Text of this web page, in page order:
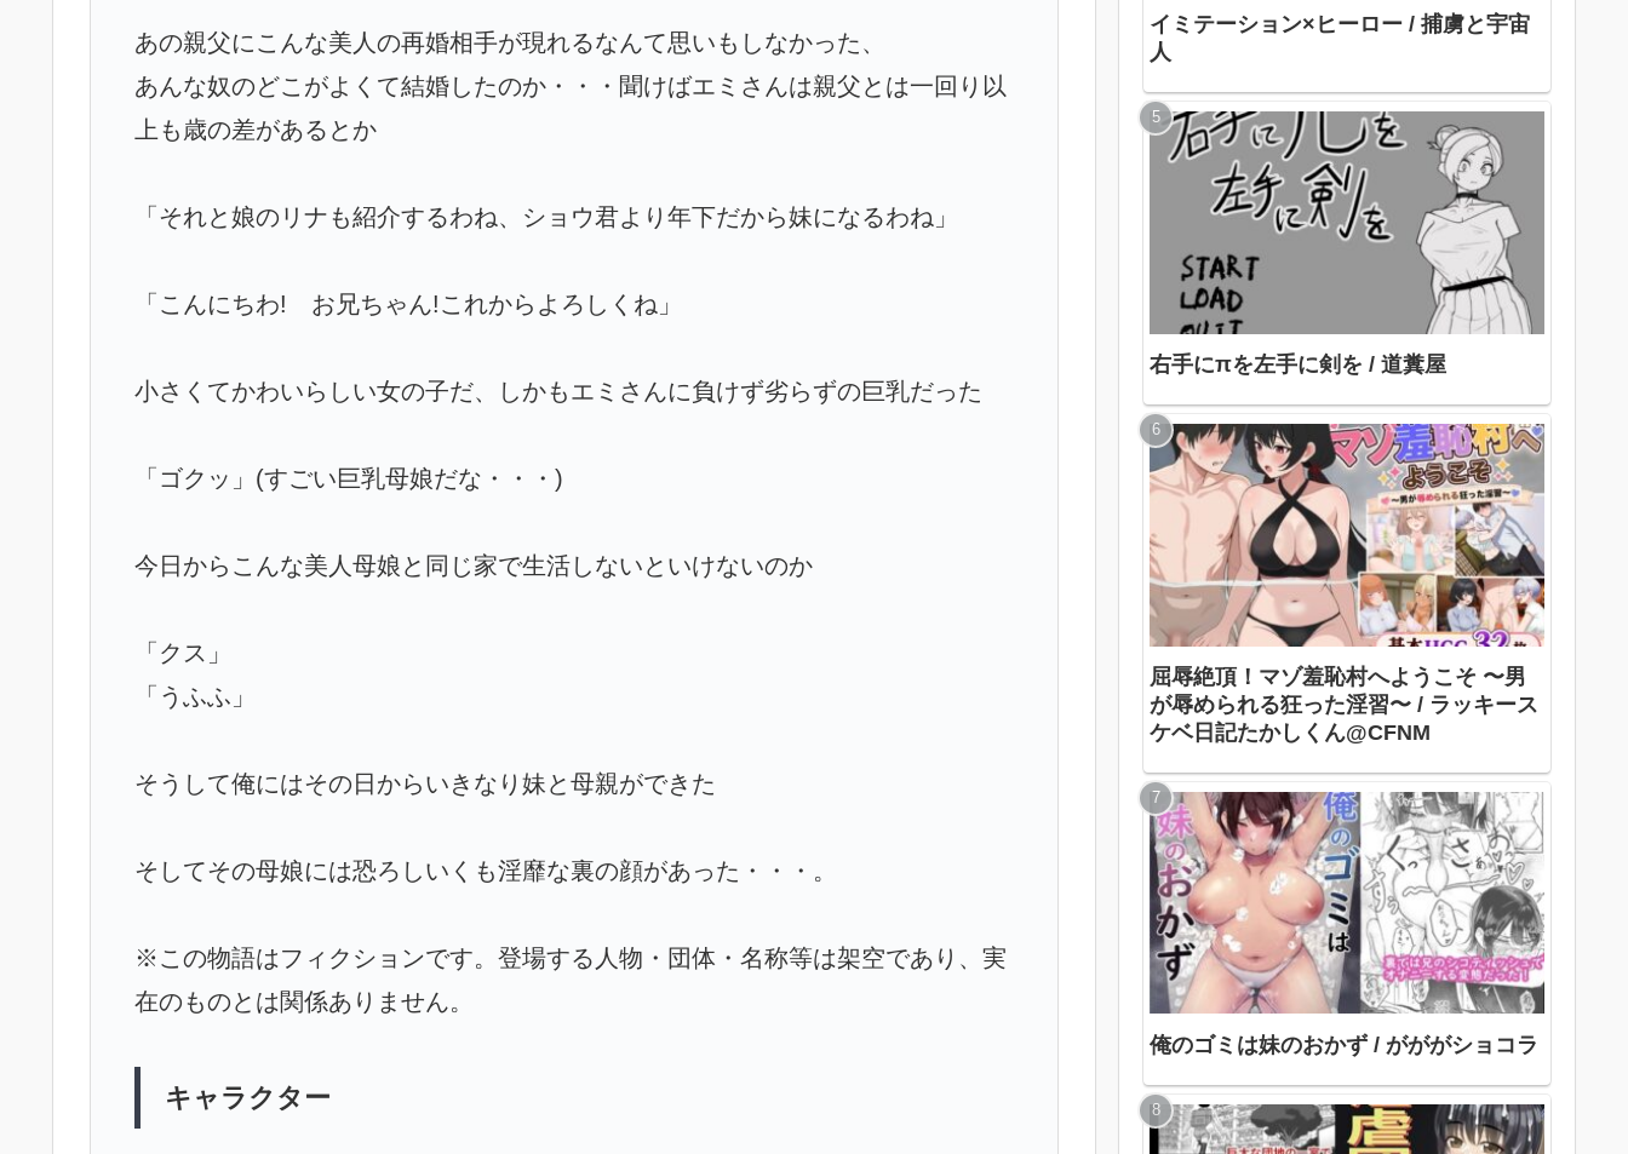
あの親父にこんな美人の再婚相手が現れるなんて思いもしなかった、
あんな奴のどこがよくて結婚したのか・・・聞けばエミさんは親父とは一回り以
上も歳の差があるとか
「それと娘のリナも紹介するわね、ショウ君より年下だから妹になるわね」
「こんにちわ! お兄ちゃん!これからよろしくね」
小さくてかわいらしい女の子だ、しかもエミさんに負けず劣らずの巨乳だった
「ゴクッ」(すごい巨乳母娘だな・・・)
今日からこんな美人母娘と同じ家で生活しないといけないのか
「クス」
「うふふ」
そうして俺にはその日からいきなり妹と母親ができた
そしてその母娘には恐ろしいくも淫靡な裏の顔があった・・・。
※この物語はフィクションです。登場する人物・団体・名称等は架空であり、実
在のものとは関係ありません。
キャラクター
イミテーション×ヒーロー / 捕虜と宇宙
人
右手にπを左手に剣を / 道糞屋
屈辱絶頂！マゾ羞恥村へようこそ 〜男
が辱められる狂った淫習〜 / ラッキース
ケベ日記たかしくん@CFNM
俺のゴミは妹のおかず / がががショコラ